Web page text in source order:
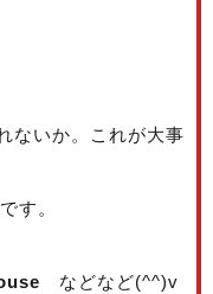
ないか。これが大事
す。
などなど(^^)v